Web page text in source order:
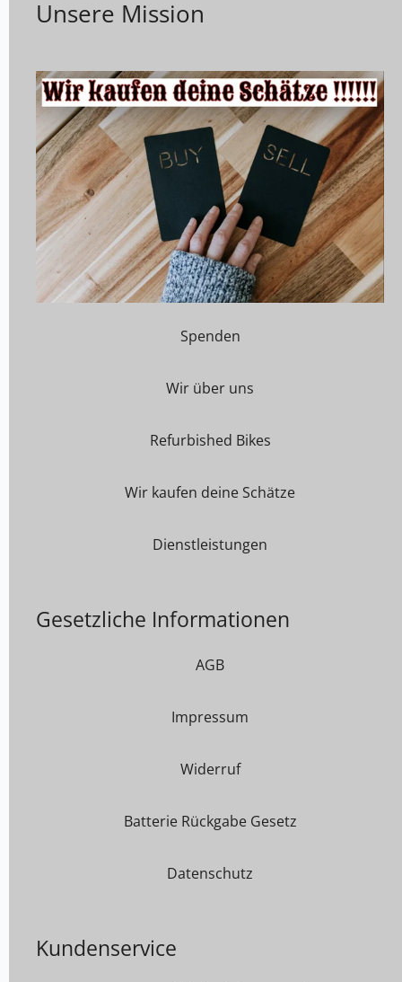
Unsere Mission
Spenden
Wir über uns
Refurbished Bikes
Wir kaufen deine Schätze
Dienstleistungen
Gesetzliche Informationen
AGB
Impressum
Widerruf
Batterie Rückgabe Gesetz
Datenschutz
Kundenservice